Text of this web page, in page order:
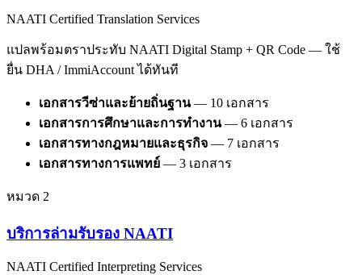
NAATI Certified Translation Services
แปลพร้อมตราประทับ NAATI Digital Stamp + QR Code — ใช้
ยื่น DHA / ImmiAccount ได้ทันที
เอกสารวีซ่าและย้ายถิ่นฐาน— 10 เอกสาร
เอกสารการศึกษาและการทำงาน— 6 เอกสาร
เอกสารทางกฎหมายและธุรกิจ — 7 เอกสาร
เอกสารทางการแพทย์ — 3 เอกสาร
หมวด 2
บริการล่ามรับรอง NAATI
NAATI Certified Interpreting Services